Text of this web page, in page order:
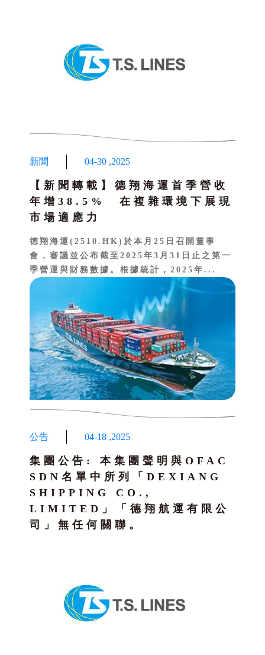
新聞 04-30 ,2025
【新聞轉載】德翔海運首季營收
年增38.5% 在複雜環境下展現
市場適應力
德翔海運(2510.HK)於本月25日召開董事
會，審議並公布截至2025年3月31日止之第一
季營運與財務數據。根據統計，2025年...
公告 04-18 ,2025
集團公告: 本集團聲明與OFAC
SDN名單中所列「DEXIANG
SHIPPING CO.,
LIMITED」「德翔航運有限公
司」無任何關聯。